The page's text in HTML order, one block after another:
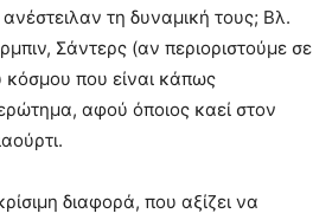
τη δυναμική τους; Βλ.
Σάντερς (αν περιοριστούμε σε
κόσμου που είναι κάπως
αφού όποιος καεί στον
διαφορά, που αξίζει να